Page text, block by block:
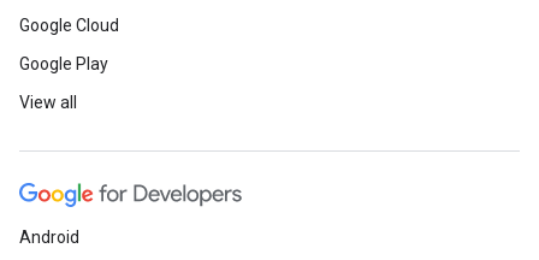
Google Cloud
Google Play
View all
Android